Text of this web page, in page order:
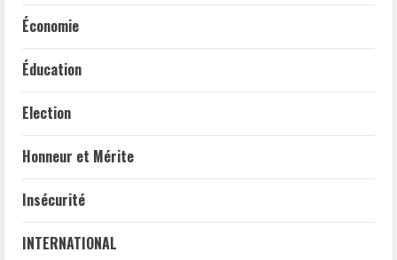
Économie
Éducation
Election
Honneur et Mérite
Insécurité
INTERNATIONAL